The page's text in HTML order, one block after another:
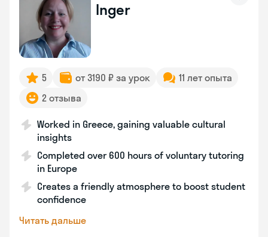
Inger
5 от 3190 ₽ за урок
11 лет опыта
2 отзыва
Worked in Greece, gaining valuable cultural
insights
Completed over 600 hours of voluntary tutoring
in Europe
Creates a friendly atmosphere to boost student
confidence
Читать дальше